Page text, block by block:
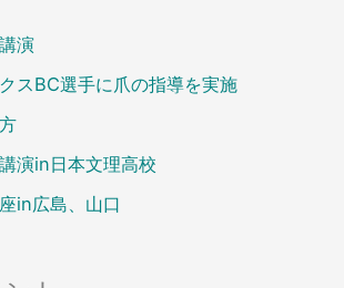
演
スBC選手に爪の指導を実施
演in日本文理高校
in広島、山口